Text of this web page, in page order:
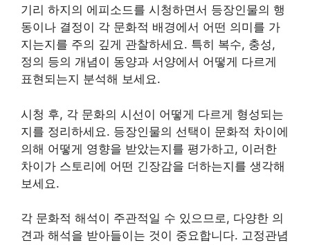
기리 하지의 에피소드를 시청하면서 등장인물의 행
동이나 결정이 각 문화적 배경에서 어떤 의미를 가
지는지를 주의 깊게 관찰하세요. 특히 복수, 충성,
정의 등의 개념이 동양과 서양에서 어떻게 다르게
표현되는지 분석해 보세요.
시청 후, 각 문화의 시선이 어떻게 다르게 형성되는
지를 정리하세요. 등장인물의 선택이 문화적 차이에
의해 어떻게 영향을 받았는지를 평가하고, 이러한
차이가 스토리에 어떤 긴장감을 더하는지를 생각해
보세요.
각 문화적 해석이 주관적일 수 있으므로, 다양한 의
견과 해석을 받아들이는 것이 중요합니다. 고정관념